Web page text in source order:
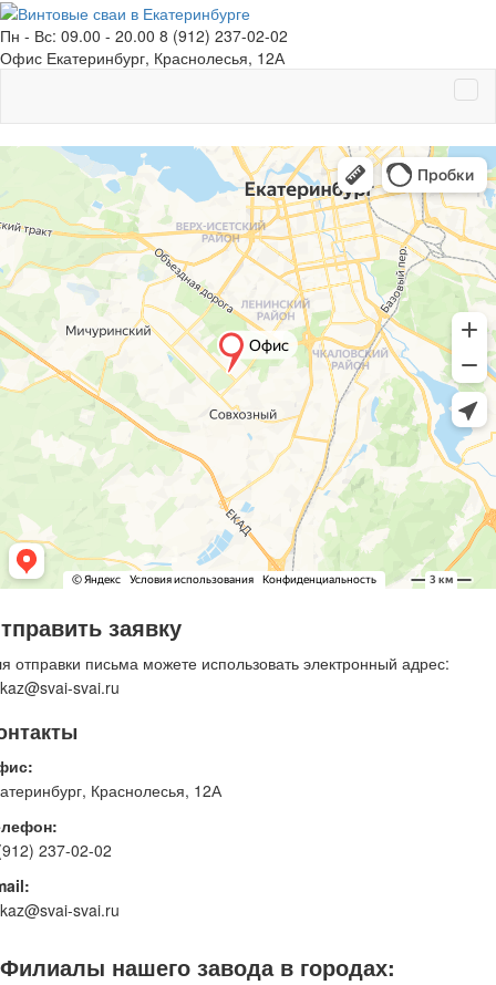
Пн - Вс: 09.00 - 20.00 8 (912) 237-02-02
Офис Екатеринбург, Краснолесья, 12А
заявку
отправки письма можете использовать электронный адрес:
svai.ru
Краснолесья, 12А
237-02-02
svai.ru
Филиалы нашего завода в городах: